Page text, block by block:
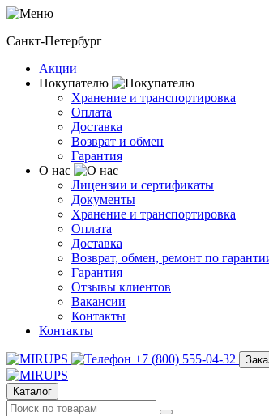
Санкт-Петербург
Акции
Покупателю
Хранение и транспортировка
Оплата
Доставка
Возврат и обмен
Гарантия
О нас
Лицензии и сертификаты
Документы
Хранение и транспортировка
Оплата
Доставка
Возврат, обмен, ремонт по
Гарантия
Отзывы клиентов
Вакансии
Контакты
Контакты
+7 (800) 555-04-32
Каталог